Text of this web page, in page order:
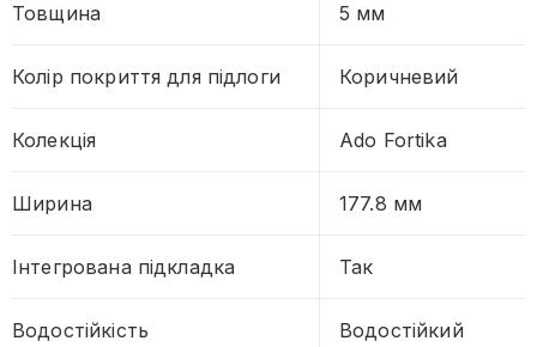
Товщина 5 мм
Колір покриття для підлоги Коричневий
Колекція Ado Fortika
Ширина 177.8 мм
Інтегрована підкладка Так
Водостійкість Водостійкий